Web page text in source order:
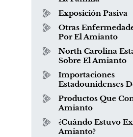
Exposición Pasiva
Otras
Por El Amianto
North Carolina
Sobre El Amianto
Importaciones
Estadounidenses
Productos Que
Amianto
¿Cuándo Estuvo
Amianto?